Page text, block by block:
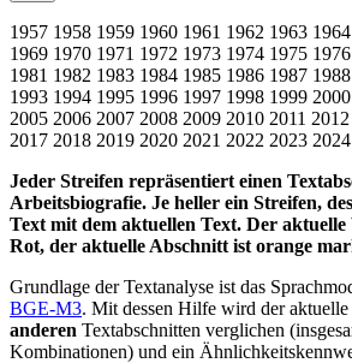
1957 1958 1959 1960 1961 1962 1963 1964
1969 1970 1971 1972 1973 1974 1975 1976
1981 1982 1983 1984 1985 1986 1987 1988
1993 1994 1995 1996 1997 1998 1999 2000
2005 2006 2007 2008 2009 2010 2011 2012
2017 2018 2019 2020 2021 2022 2023 2024
Jeder Streifen repräsentiert einen
Arbeitsbiografie. Je heller ein Streifen,
Text mit dem aktuellen Text. Der
Rot, der aktuelle Abschnitt ist orange
Grundlage der Textanalyse ist das
BGE-M3. Mit dessen Hilfe wird der aktuelle
anderen Textabschnitten verglichen
Kombinationen) und ein